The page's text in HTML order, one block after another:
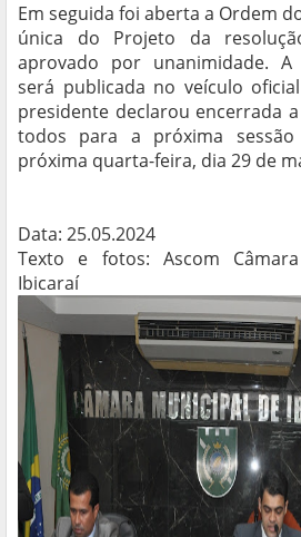
Em seguida foi aberta a Ordem
única do Projeto da
aprovado por unanimidade. A
será publicada no veículo
presidente declarou encerrada
todos para a próxima
próxima quarta-feira, dia 29 de
Data: 25.05.2024
Texto e fotos: Ascom
Ibicaraí